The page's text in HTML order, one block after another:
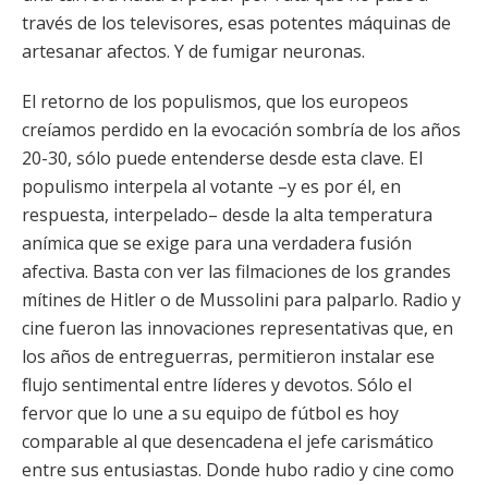
través de los televisores, esas potentes máquinas de
artesanar afectos. Y de fumigar neuronas.
El retorno de los populismos, que los europeos
creíamos perdido en la evocación sombría de los años
20-30, sólo puede entenderse desde esta clave. El
populismo interpela al votante –y es por él, en
respuesta, interpelado– desde la alta temperatura
anímica que se exige para una verdadera fusión
afectiva. Basta con ver las filmaciones de los grandes
mítines de Hitler o de Mussolini para palparlo. Radio y
cine fueron las innovaciones representativas que, en
los años de entreguerras, permitieron instalar ese
flujo sentimental entre líderes y devotos. Sólo el
fervor que lo une a su equipo de fútbol es hoy
comparable al que desencadena el jefe carismático
entre sus entusiastas. Donde hubo radio y cine como